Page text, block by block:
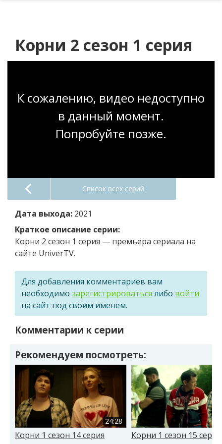
Корни 2 сезон 1 серия
К сожалению, видео недоступно
в данный момент.
Попробуйте позже.
Список всех серий
Дата выхода: 2021
Краткое описание серии:
Корни 2 сезон 1 серия — премьера сериала на
сайте UniverTV.
Для добавления комментариев вам
необходимо зарегистрироваться либо войти
на сайт под своим именем.
Комментарии к серии
Рекомендуем посмотреть:
24:28
Корни 1 сезон 14 серия Корни 1 сезон 15 серия